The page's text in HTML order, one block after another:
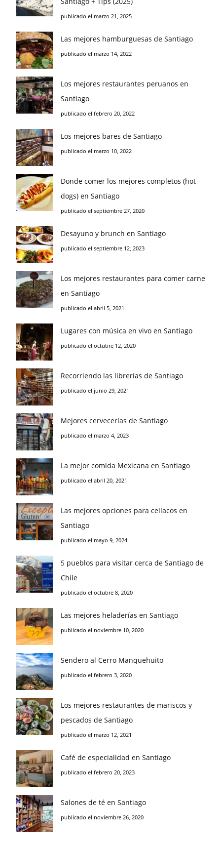
publicado el marzo 21, 2025
Las mejores hamburguesas de Santiago
publicado el marzo 14, 2022
Los mejores restaurantes peruanos en
Santiago
publicado el febrero 20, 2022
Los mejores bares de Santiago
publicado el marzo 10, 2022
Donde comer los mejores completos (hot
dogs) en Santiago
publicado el septiembre 27, 2020
Desayuno y brunch en Santiago
publicado el septiembre 12, 2023
Los mejores restaurantes para comer carne
en Santiago
publicado el abril 5, 2021
Lugares con música en vivo en Santiago
publicado el octubre 12, 2020
Recorriendo las librerías de Santiago
publicado el junio 29, 2021
Mejores cervecerías de Santiago
publicado el marzo 4, 2023
La mejor comida Mexicana en Santiago
publicado el abril 20, 2021
Las mejores opciones para celíacos en
Santiago
publicado el mayo 9, 2024
5 pueblos para visitar cerca de Santiago de
Chile
publicado el octubre 8, 2020
Las mejores heladerías en Santiago
publicado el noviembre 10, 2020
Sendero al Cerro Manquehuito
publicado el febrero 3, 2020
Los mejores restaurantes de mariscos y
pescados de Santiago
publicado el marzo 12, 2021
Café de especialidad en Santiago
publicado el febrero 20, 2023
Salones de té en Santiago
publicado el noviembre 26, 2020